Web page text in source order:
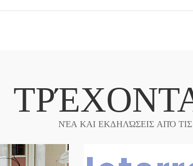
ΝΈΑ ΚΑΙ ΕΚΔΗΛΏΣΕΙΣ ΑΠΌ